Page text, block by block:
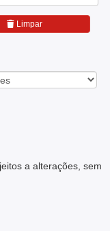
Limpar
a alterações, sem